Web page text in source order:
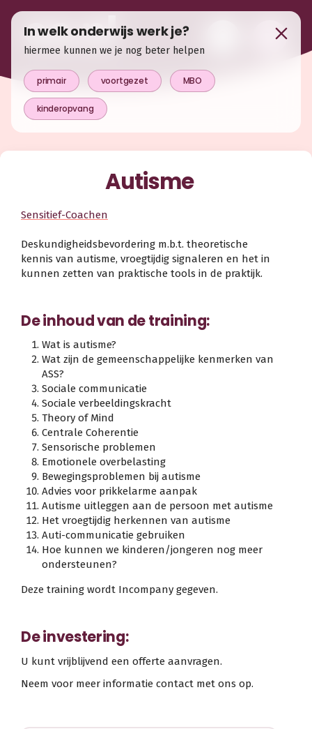
Autisme
Sensitief-Coachen
Deskundigheidsbevordering m.b.t. theoretische
kennis van autisme, vroegtijdig signaleren en het in
kunnen zetten van praktische tools in de praktijk.
De inhoud van de training:
Wat is autisme?
Wat zijn de gemeenschappelijke kenmerken van
ASS?
Sociale communicatie
Sociale verbeeldingskracht
Theory of Mind
Centrale Coherentie
Sensorische problemen
Emotionele overbelasting
Bewegingsproblemen bij autisme
Advies voor prikkelarme aanpak
Autisme uitleggen aan de persoon met autisme
Het vroegtijdig herkennen van autisme
Auti-communicatie gebruiken
Hoe kunnen we kinderen/jongeren nog meer
ondersteunen?
Deze training wordt Incompany gegeven.
De investering:
U kunt vrijblijvend een offerte aanvragen.
Neem voor meer informatie contact met ons op.
In welk onderwijs werk je?
hiermee kunnen we je nog beter helpen
primair voortgezet MBO
kinderopvang